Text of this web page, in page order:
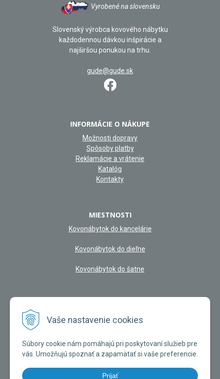
Vaše nastavenie cookies
Súbory cookie nám pomáhajú pri poskytovaní služieb pre
vás. Umožňujú spoznať a zapamätať si vaše preferencie.
Prijať
Vyrobené na slovensku
Slovenský výrobca kovového nábytku
každodennou dávkou inšpirácie a
najširšou ponukou na trhu.
gude@gude.sk
INFORMÁCIE O NÁKUPE
Možnosti dopravy
Spôsoby platby
Reklamácie a vrátenie
Katalóg
Kontakty
MIESTNOSTI
Kovonábytok do kancelárie
Kovonábytok do dieľne
Kovonábytok do šatne